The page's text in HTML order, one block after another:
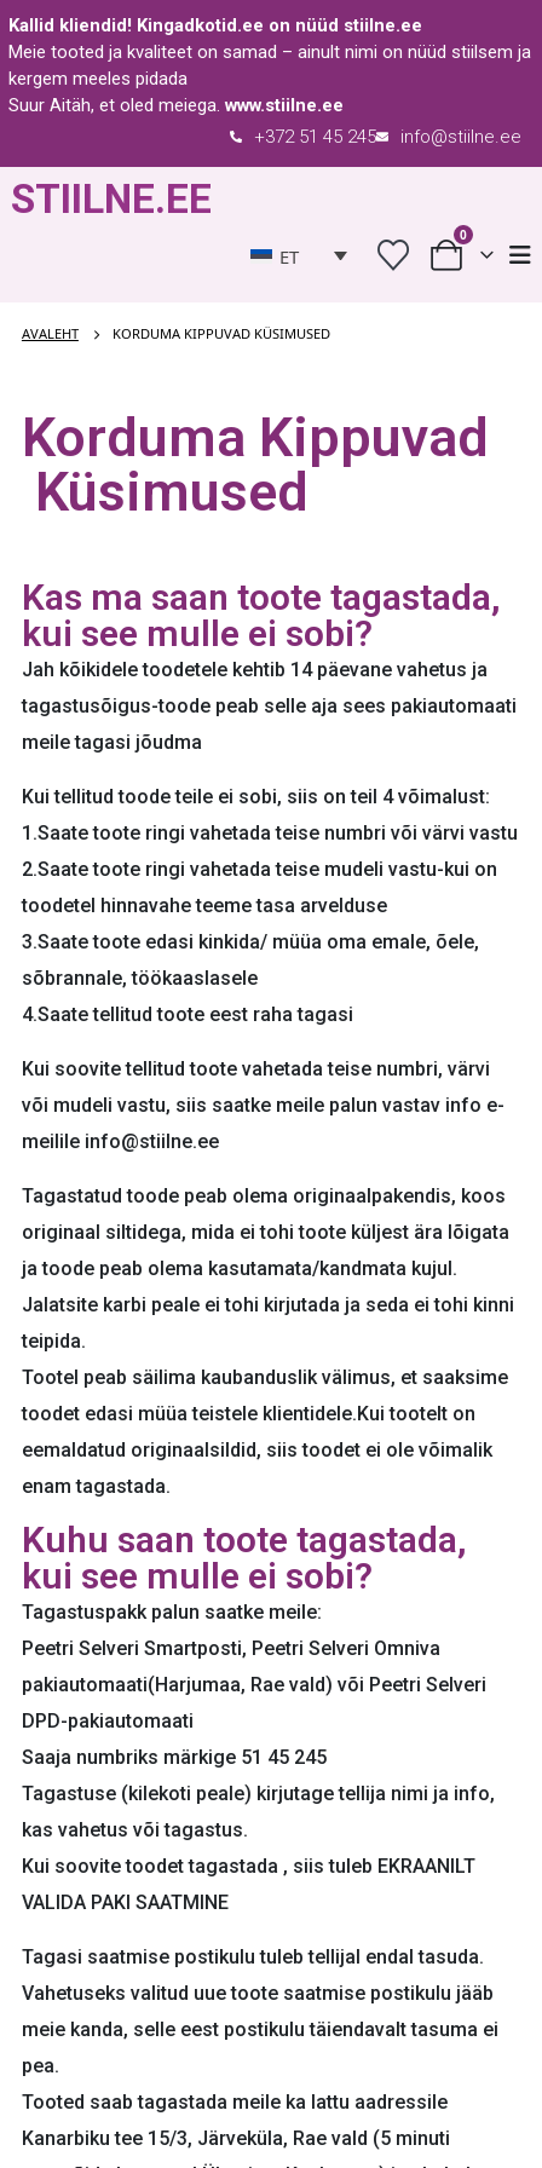
Kallid kliendid! Kingadkotid.ee on nüüd stiilne.ee
Meie tooted ja kvaliteet on samad – ainult nimi on nüüd stiilsem ja
kergem meeles pidada
Suur Aitäh, et oled meiega.www.stiilne.ee
info@stiilne.ee
+372 51 45 245
STIILNE.EE
ET
0
AVALEHT KORDUMA KIPPUVAD KÜSIMUSED
Korduma Kippuvad
Küsimused
Kas ma saan toote tagastada,
kui see mulle ei sobi?
Jah kõikidele toodetele kehtib 14 päevane vahetus ja
tagastusõigus-toode peab selle aja sees pakiautomaati
meile tagasi jõudma
Kui tellitud toode teile ei sobi, siis on teil 4 võimalust:
1.Saate toote ringi vahetada teise numbri või värvi vastu
2.Saate toote ringi vahetada teise mudeli vastu-kui on
toodetel hinnavahe teeme tasa arvelduse
3.Saate toote edasi kinkida/ müüa oma emale, õele,
sõbrannale, töökaaslasele
4.Saate tellitud toote eest raha tagasi
Kui soovite tellitud toote vahetada teise numbri, värvi
või mudeli vastu, siis saatke meile palun vastav info e-
meilile info@stiilne.ee
Tagastatud toode peab olema originaalpakendis, koos
originaal siltidega, mida ei tohi toote küljest ära lõigata
ja toode peab olema kasutamata/kandmata kujul.
Jalatsite karbi peale ei tohi kirjutada ja seda ei tohi kinni
teipida.
Tootel peab säilima kaubanduslik välimus, et saaksime
toodet edasi müüa teistele klientidele.Kui tootelt on
eemaldatud originaalsildid, siis toodet ei ole võimalik
enam tagastada.
Kuhu saan toote tagastada,
kui see mulle ei sobi?
Tagastuspakk palun saatke meile:
Peetri Selveri Smartposti, Peetri Selveri Omniva
pakiautomaati(Harjumaa, Rae vald) või Peetri Selveri
DPD-pakiautomaati
Saaja numbriks märkige 51 45 245
Tagastuse (kilekoti peale) kirjutage tellija nimi ja info,
kas vahetus või tagastus.
Kui soovite toodet tagastada , siis tuleb EKRAANILT
VALIDA PAKI SAATMINE
Tagasi saatmise postikulu tuleb tellijal endal tasuda.
Vahetuseks valitud uue toote saatmise postikulu jääb
meie kanda, selle eest postikulu täiendavalt tasuma ei
pea.
Tooted saab tagastada meile ka lattu aadressile
Kanarbiku tee 15/3, Järveküla, Rae vald (5 minuti